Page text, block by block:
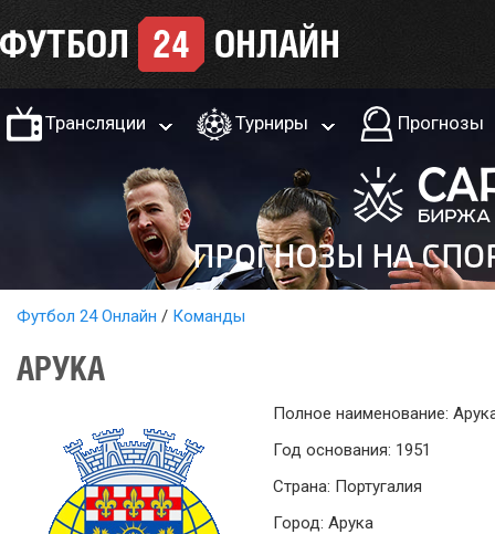
Трансляции Турниры Прогнозы
Футбол 24 Онлайн Команды
АРУКА
Полное наименование:
Год основания: 1951
Страна: Португалия
Город: Арука